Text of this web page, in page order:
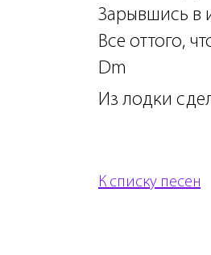
Зарывшись в
Все оттого,
Dm
Из лодки
К списку песен